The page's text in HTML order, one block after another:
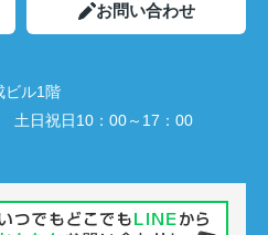
お問い合わせ
ビル1階
土日祝日10：00～17：00